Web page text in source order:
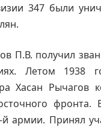
347 были
П.В. получил
Летом 1938
Хасан Рычагов
фронта.
армии. Принял